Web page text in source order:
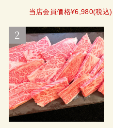
当店会員価格¥6,980(税込)